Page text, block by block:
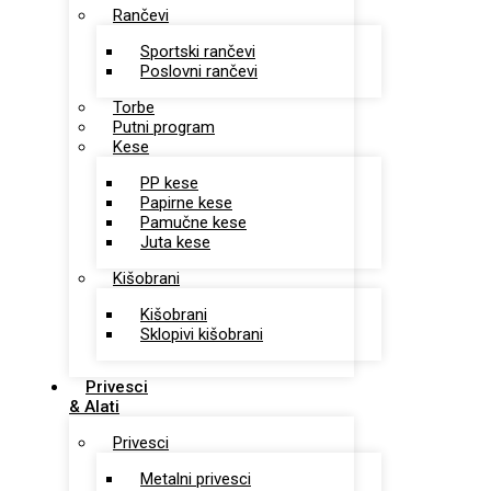
Rančevi
Sportski rančevi
Poslovni rančevi
Torbe
Putni program
Kese
PP kese
Papirne kese
Pamučne kese
Juta kese
Kišobrani
Kišobrani
Sklopivi kišobrani
Privesci
& Alati
Privesci
Metalni privesci